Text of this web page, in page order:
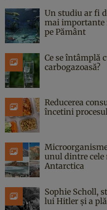
Un studiu ar fi
mai importante
pe Pământ
Ce se întâmplă
carbogazoasă?
Reducerea
încetini
unul dintre
Antarctica
Sophie Scholl,
lui Hitler și a